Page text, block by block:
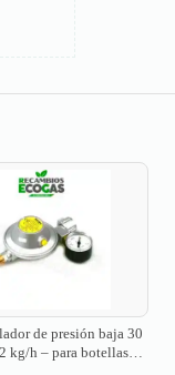
de presión baja 30
kg/h – para botellas